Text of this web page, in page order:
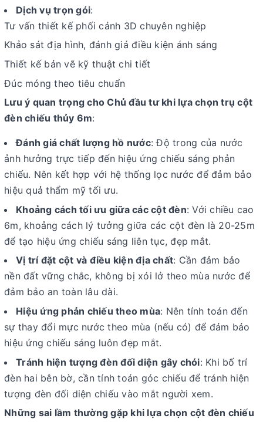
Dịch vụ trọn gói:
Tư vấn thiết kế phối cảnh 3D chuyên nghiệp
Khảo sát địa hình, đánh giá điều kiện ánh sáng
Thiết kế bản vẽ kỹ thuật chi tiết
Đúc móng theo tiêu chuẩn
Lưu ý quan trọng cho Chủ đầu tư khi lựa chọn trụ cột
đèn chiếu thủy 6m:
Đánh giá chất lượng hồ nước: Độ trong của nước
ảnh hưởng trực tiếp đến hiệu ứng chiếu sáng phản
chiếu. Nên kết hợp với hệ thống lọc nước để đảm bảo
hiệu quả thẩm mỹ tối ưu.
Khoảng cách tối ưu giữa các cột đèn: Với chiều cao
6m, khoảng cách lý tưởng giữa các cột đèn là 20-25m
để tạo hiệu ứng chiếu sáng liên tục, đẹp mắt.
Vị trí đặt cột và điều kiện địa chất: Cần đảm bảo
nền đất vững chắc, không bị xói lở theo mùa nước để
đảm bảo an toàn lâu dài.
Hiệu ứng phản chiếu theo mùa: Nên tính toán đến
sự thay đổi mực nước theo mùa (nếu có) để đảm bảo
hiệu ứng chiếu sáng luôn đẹp mắt.
Tránh hiện tượng đèn đối diện gây chói: Khi bố trí
đèn hai bên bờ, cần tính toán góc chiếu để tránh hiện
tượng đèn đối diện chiếu vào mắt người xem.
Những sai lầm thường gặp khi lựa chọn cột đèn chiếu